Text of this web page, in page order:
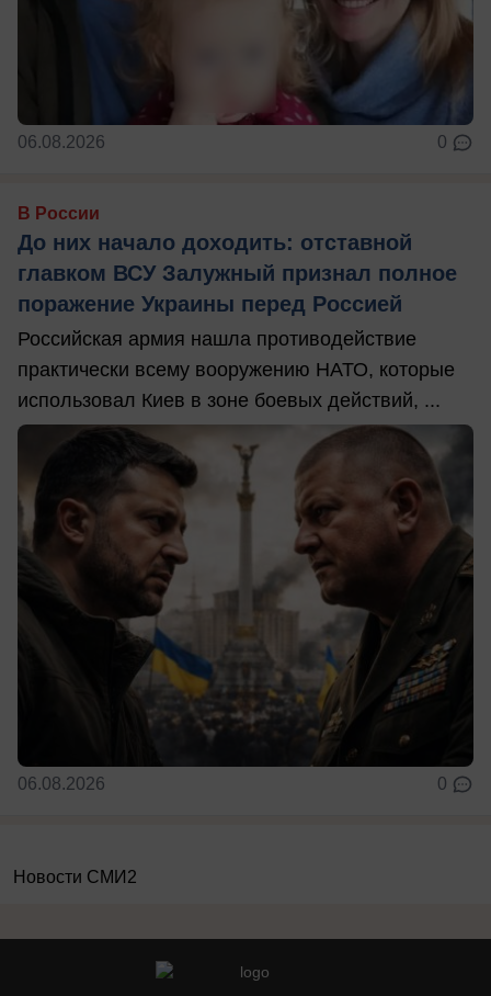
06.08.2026 0
В России
До них начало доходить: отставной
главком ВСУ Залужный признал полное
поражение Украины перед Россией
Российская армия нашла противодействие
практически всему вооружению НАТО, которые
использовал Киев в зоне боевых действий, ...
06.08.2026 0
Новости СМИ2